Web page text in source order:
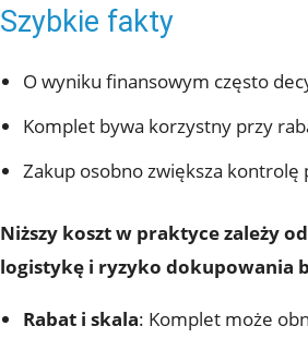
Szybkie fakty
O wyniku finansowym często
Komplet bywa korzystny przy
Zakup osobno zwiększa
Niższy koszt w praktyce zależy
logistykę i ryzyko dokupowania
Rabat i skala: Komplet może